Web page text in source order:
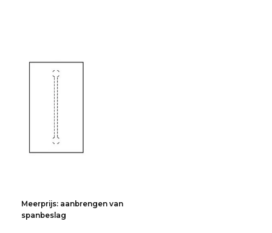
Meerprijs: aanbrengen van
spanbeslag